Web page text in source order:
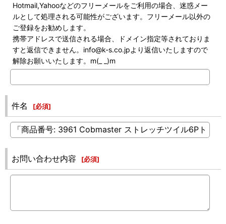
Hotmail,Yahooなどのフリーメールをご利用の場合、迷惑メー
ルとして処理される可能性がございます。フリーメール以外の
ご登録をお勧めします。
携帯アドレスで送信される場合、ドメイン指定等されておりま
すと返信できません。info@k-s.co.jpより返信いたしますので
解除お願いいたします。m(_ _)m
件名 [必須]
お問い合わせ内容 [必須]